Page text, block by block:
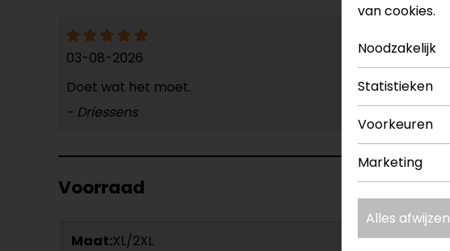
03-08-2026
Doet wat het moet.
- Driessens
Voorraad
Maat:XL/2XL
van cookies.
Noodzakelijk
Statistieken
Voorkeuren
Marketing
Alles afwijzen